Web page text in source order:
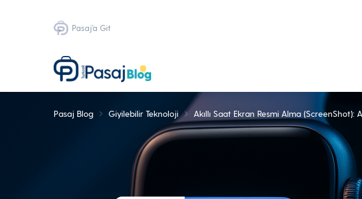
Pasaj'a Git
Pasaj Blog Giyilebilir Teknoloji Akıllı Saat Ekran Resmi Alma